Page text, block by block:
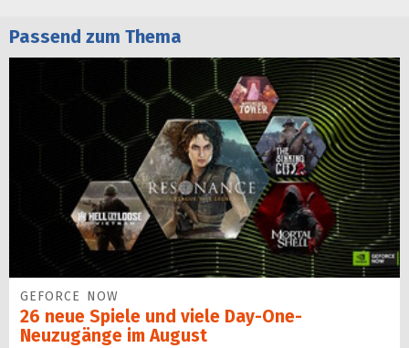
Passend zum Thema
GEFORCE NOW
26 neue Spiele und viele Day-One-
Neuzugänge im August